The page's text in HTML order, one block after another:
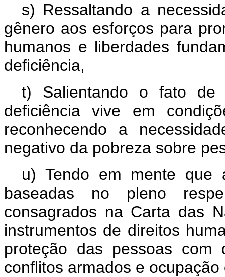
s) Ressaltando a
gênero aos esforços para
humanos e liberdades
deficiência,
t) Salientando o fato de
deficiência vive em
reconhecendo a
negativo da pobreza sobre
u) Tendo em mente que
baseadas no pleno
consagrados na Carta das
instrumentos de direitos
proteção das pessoas com
conflitos armados e